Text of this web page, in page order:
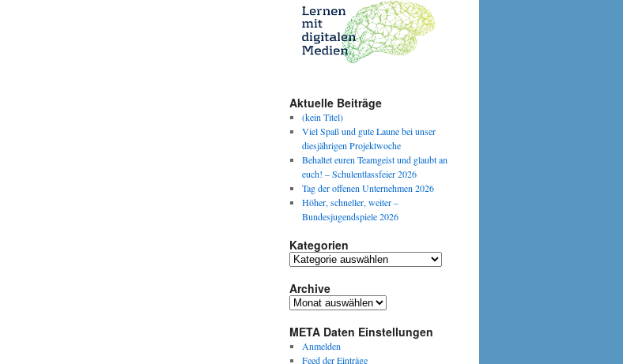
Aktuelle Beiträge
(kein Titel)
Viel Spaß und gute Laune bei unser
diesjährigen Projektwoche
Behaltet euren Teamgeist und glaubt an
euch! – Schulentlassfeier 2026
Tag der offenen Unternehmen 2026
Höher, schneller, weiter –
Bundesjugendspiele 2026
Kategorien
Kategorien
Archive
Archive
META Daten Einstellungen
Anmelden
Feed der Einträge